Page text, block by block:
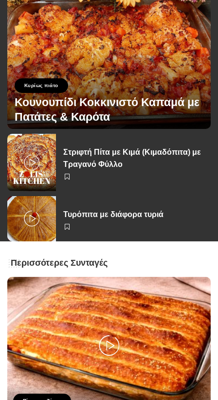
Κυρίως πιάτο
Κουνουπίδι Κοκκινιστό Καπαμά με
Πατάτες & Καρότα
Posted
by
George Zolis 2 Ιουνίου 2026
Στριφτή Πίτα με Κιμά (Κιμαδόπιτα) με
Τραγανό Φύλλο
Τυρόπιτα με διάφορα τυριά
Περισσότερες Συνταγές